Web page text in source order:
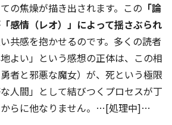
の焦燥が描き出されます。この 「論
感情（レオ）」によって揺さぶられ
共感を抱かせるのです。多くの読者
よい」という感想の正体は、この相
者と邪悪な魔女）が、死という極限
人間」として結びつくプロセスが丁
らに他なりません。…[処理中]…